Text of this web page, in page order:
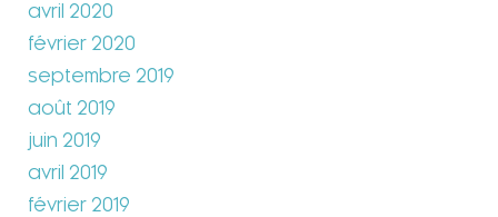
avril 2020
février 2020
septembre 2019
août 2019
juin 2019
avril 2019
février 2019